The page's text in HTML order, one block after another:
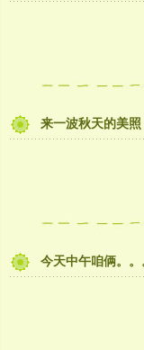
来一波秋天的美照
今天中午咱俩。。